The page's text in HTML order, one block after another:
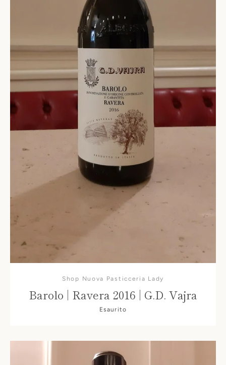
Shop Nuova Pasticceria Lady
Barolo | Ravera 2016 | G.D. Vajra
Esaurito